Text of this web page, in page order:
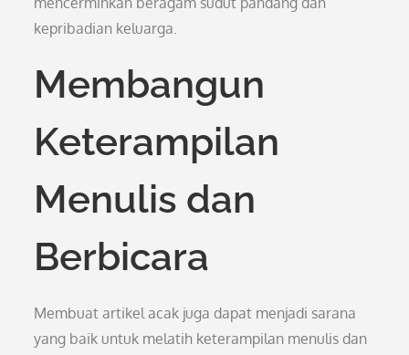
kepribadian keluarga.
Membangun
Keterampilan
Menulis dan
Berbicara
Membuat artikel acak juga dapat menjadi sarana
yang baik untuk melatih keterampilan menulis dan